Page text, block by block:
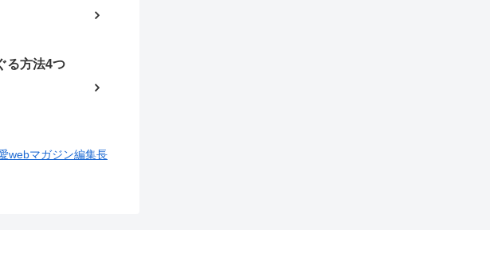
る方法4つ
webマガジン編集長